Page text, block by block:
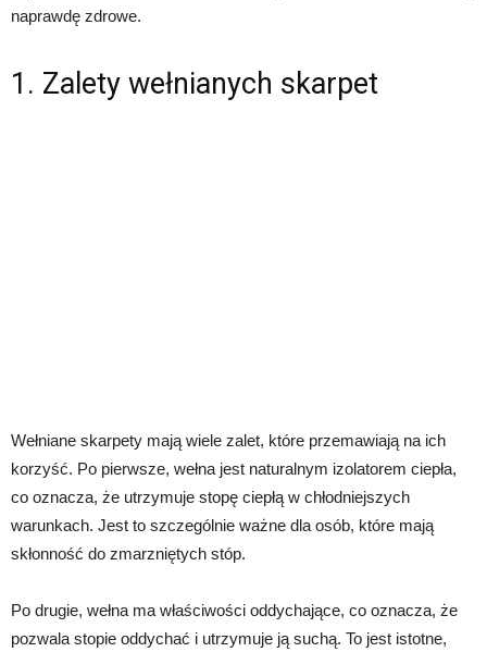
naprawdę zdrowe.
1. Zalety wełnianych skarpet
Wełniane skarpety mają wiele zalet, które przemawiają na ich
korzyść. Po pierwsze, wełna jest naturalnym izolatorem ciepła,
co oznacza, że utrzymuje stopę ciepłą w chłodniejszych
warunkach. Jest to szczególnie ważne dla osób, które mają
skłonność do zmarzniętych stóp.
Po drugie, wełna ma właściwości oddychające, co oznacza, że
pozwala stopie oddychać i utrzymuje ją suchą. To jest istotne,